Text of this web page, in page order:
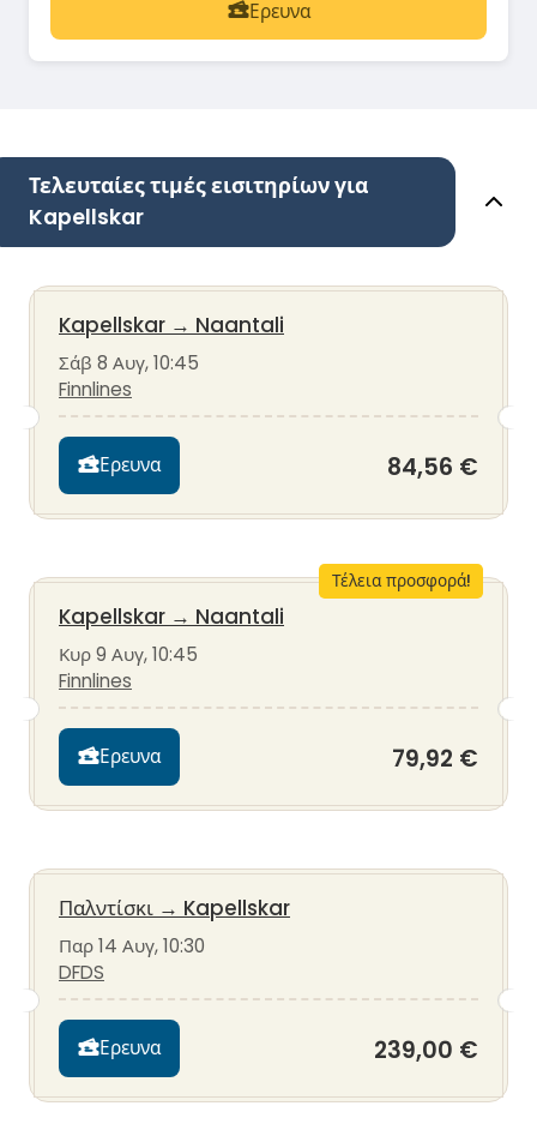
Ερευνα
Τελευταίες τιμές εισιτηρίων για
Kapellskar
Kapellskar → Naantali
Σάβ 8 Αυγ, 10:45
Finnlines
Ερευνα 84,56 €
Τέλεια προσφορά!
Kapellskar → Naantali
Κυρ 9 Αυγ, 10:45
Finnlines
Ερευνα 79,92 €
Παλντίσκι → Kapellskar
Παρ 14 Αυγ, 10:30
DFDS
Ερευνα 239,00 €